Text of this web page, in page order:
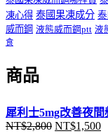
凍心得 泰國果凍成分
威而鋼 液態威而鋼ptt 液
食
商品
犀利士5mg改善夜間
NT$2,800 原
NT$1,500目